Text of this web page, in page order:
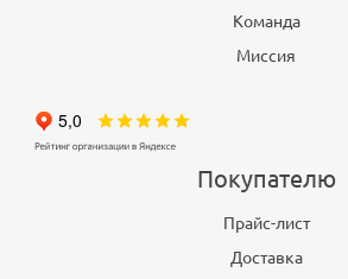
Команда
Миссия
Покупателю
Прайс-лист
Доставка